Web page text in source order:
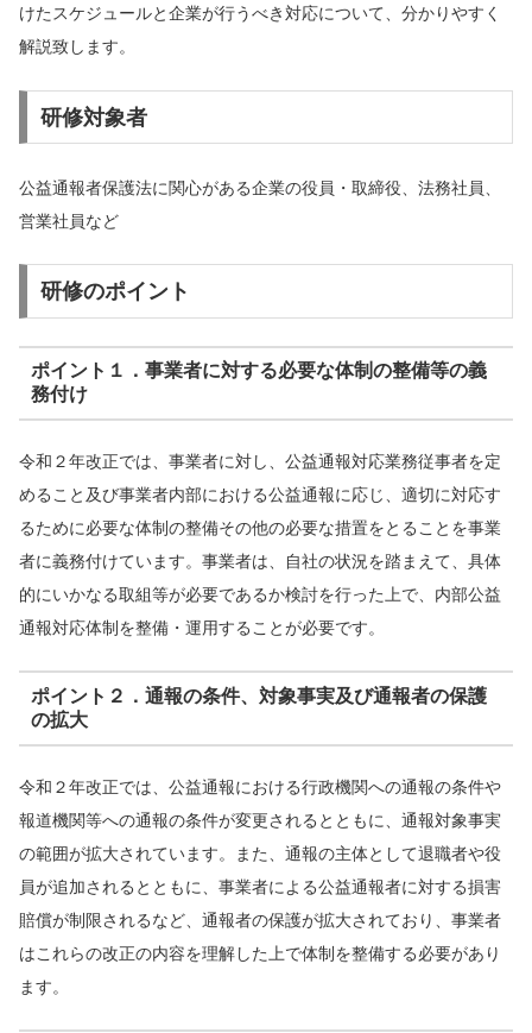
けたスケジュールと企業が行うべき対応について、分かりやすく
解説致します。
研修対象者
公益通報者保護法に関心がある企業の役員・取締役、法務社員、
営業社員など
研修のポイント
ポイント１．事業者に対する必要な体制の整備等の義
務付け
令和２年改正では、事業者に対し、公益通報対応業務従事者を定
めること及び事業者内部における公益通報に応じ、適切に対応す
るために必要な体制の整備その他の必要な措置をとることを事業
者に義務付けています。事業者は、自社の状況を踏まえて、具体
的にいかなる取組等が必要であるか検討を行った上で、内部公益
通報対応体制を整備・運用することが必要です。
ポイント２．通報の条件、対象事実及び通報者の保護
の拡大
令和２年改正では、公益通報における行政機関への通報の条件や
報道機関等への通報の条件が変更されるとともに、通報対象事実
の範囲が拡大されています。また、通報の主体として退職者や役
員が追加されるとともに、事業者による公益通報者に対する損害
賠償が制限されるなど、通報者の保護が拡大されており、事業者
はこれらの改正の内容を理解した上で体制を整備する必要があり
ます。